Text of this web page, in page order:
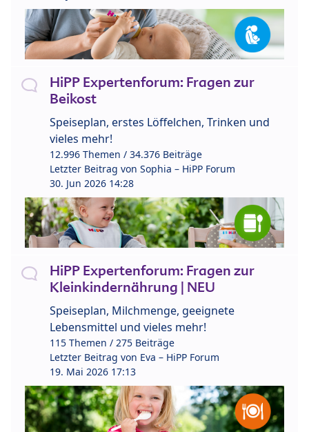
HiPP Expertenforum: Fragen zur
Beikost
Speiseplan, erstes Löffelchen, Trinken und
vieles mehr!
12.996 Themen / 34.376 Beiträge
Letzter Beitrag von Sophia – HiPP Forum
30. Jun 2026 14:28
HiPP Expertenforum: Fragen zur
Kleinkindernährung | NEU
Speiseplan, Milchmenge, geeignete
Lebensmittel und vieles mehr!
115 Themen / 275 Beiträge
Letzter Beitrag von Eva – HiPP Forum
19. Mai 2026 17:13